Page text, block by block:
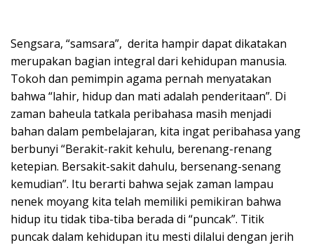
Sengsara, “samsara”, derita hampir dapat dikatakan
merupakan bagian integral dari kehidupan manusia.
Tokoh dan pemimpin agama pernah menyatakan
bahwa “lahir, hidup dan mati adalah penderitaan”. Di
zaman baheula tatkala peribahasa masih menjadi
bahan dalam pembelajaran, kita ingat peribahasa yang
berbunyi “Berakit-rakit kehulu, berenang-renang
ketepian. Bersakit-sakit dahulu, bersenang-senang
kemudian”. Itu berarti bahwa sejak zaman lampau
nenek moyang kita telah memiliki pemikiran bahwa
hidup itu tidak tiba-tiba berada di “puncak”. Titik
puncak dalam kehidupan itu mesti dilalui dengan jerih